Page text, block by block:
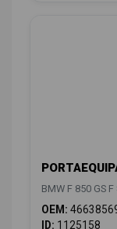
BMW F 850 GS F
OEM:
ID: 1125158